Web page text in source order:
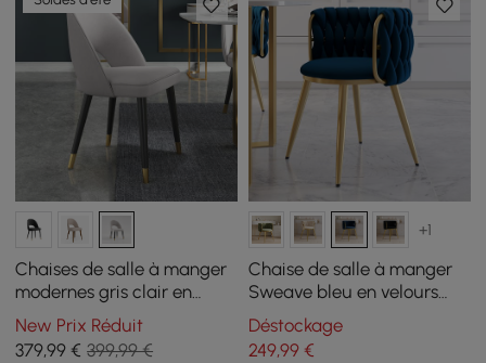
Chaises de salle à manger
modernes gris clair en
velours avec pieds en bois,
Lot de 2
New Prix Réduit
379,99 € 399,99 €
+1
Chaise de salle à manger
Sweave bleu en velours
rembourrée, 1 pièce
Déstockage
249,99€